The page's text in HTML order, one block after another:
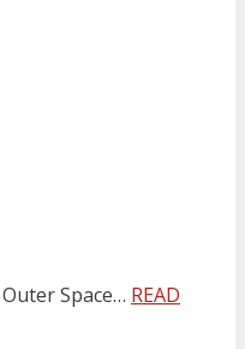
Space… READ